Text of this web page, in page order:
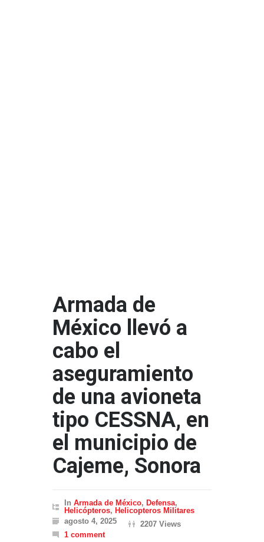
Armada de
México llevó a
cabo el
aseguramiento
de una avioneta
tipo CESSNA, en
el municipio de
Cajeme, Sonora
In Armada de México, Defensa,
Helicópteros, Helicopteros Militares
agosto 4, 2025
2207 Views
1 comment